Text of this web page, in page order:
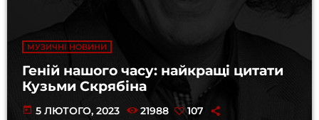
МУЗИЧНІ НОВИНИ
Геній нашого часу: найкращі цитати
Кузьми Скрябіна
today 5 ЛЮТОГО, 2023 21988 107